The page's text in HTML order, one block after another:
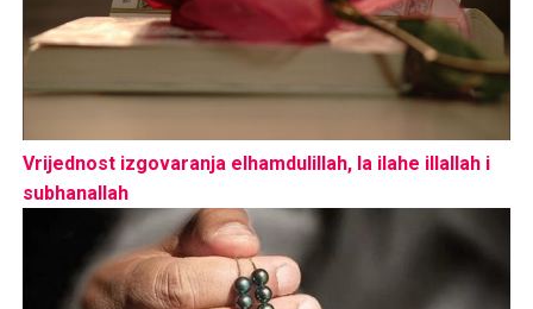
Vrijednost izgovaranja elhamdulillah, la ilahe illallah i
subhanallah